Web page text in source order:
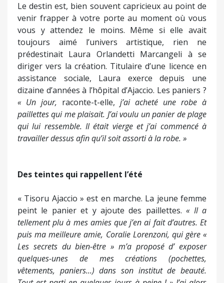
Le destin est, bien souvent capricieux au point de
venir frapper à votre porte au moment où vous
vous y attendez le moins. Même si elle avait
toujours aimé l’univers artistique, rien ne
prédestinait Laura Orlandetti Marcangeli à se
diriger vers la création. Titulaire d’une licence en
assistance sociale, Laura exerce depuis une
dizaine d’années à l’hôpital d’Ajaccio. Les paniers ?
« Un jour, raconte-t-elle, j’ai acheté une robe à
paillettes qui me plaisait. J’ai voulu un panier de plage
qui lui ressemble. Il était vierge et j’ai commencé à
travailler dessus afin qu’il soit assorti à la robe. »
Des teintes qui rappellent l’été
« Tisoru Ajaccio » est en marche. La jeune femme
peint le panier et y ajoute des paillettes.« Il a
tellement plu à mes amies que j’en ai fait d’autres. Et
puis ma meilleure amie, Coralie Lorenzoni, qui gère «
Les secrets du bien-être » m’a proposé d’ exposer
quelques-unes de mes créations (pochettes,
vêtements, paniers...) dans son institut de beauté.